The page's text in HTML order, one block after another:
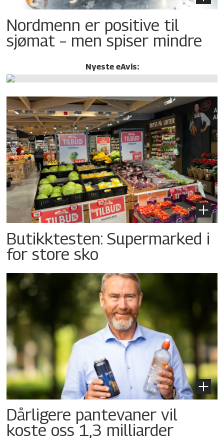
Nordmenn er positive til
sjømat – men spiser mindre
Nyeste eAvis:
Butikktesten: Supermarked i
for store sko
Dårligere pantevaner vil
koste oss 1,3 milliarder